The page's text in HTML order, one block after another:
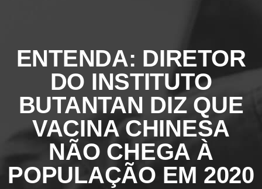
ENTENDA: DIRETOR
DO INSTITUTO
BUTANTAN DIZ QUE
VACINA CHINESA
NÃO CHEGA À
POPULAÇÃO EM 2020